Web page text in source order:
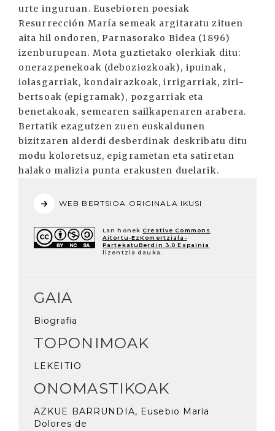
urte inguruan. Eusebioren poesiak
Resurrección María semeak argitaratu zituen
aita hil ondoren, Parnasorako Bidea (1896)
izenburupean. Mota guztietako olerkiak ditu:
onerazpenekoak (deboziozkoak), ipuinak,
iolasgarriak, kondairazkoak, irrigarriak, ziri-
bertsoak (epigramak), pozgarriak eta
benetakoak, semearen sailkapenaren arabera.
Bertatik ezagutzen zuen euskaldunen
bizitzaren alderdi desberdinak deskribatu ditu
modu koloretsuz, epigrametan eta satiretan
halako malizia punta erakusten duelarik.
WEB BERTSIOA ORIGINALA IKUSI
Lan honek Creative Commons
Aitortu-EzKomertziala-
PartekatuBerdin 3.0 Espainia
lizentzia dauka.
GAIA
Biografia
TOPONIMOAK
LEKEITIO
ONOMASTIKOAK
AZKUE BARRUNDIA, Eusebio María
Dolores de